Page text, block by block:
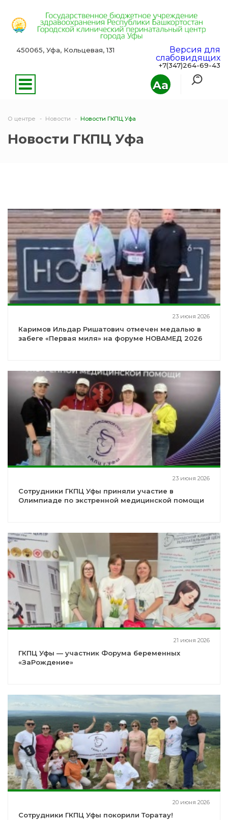
Aa
450065, Уфа, Кольцевая, 131
Версия для
слабовидящих
+7(347)264-69-43
О центре Новости Новости ГКПЦ Уфа
Новости ГКПЦ Уфа
23 июня 2026
Каримов Ильдар Ришатович отмечен медалью в
забеге «Первая миля» на форуме НОВАМЕД 2026
23 июня 2026
Сотрудники ГКПЦ Уфы приняли участие в
Олимпиаде по экстренной медицинской помощи
21 июня 2026
ГКПЦ Уфы — участник Форума беременных
«ЗаРождение»
20 июня 2026
Сотрудники ГКПЦ Уфы покорили Торатау!